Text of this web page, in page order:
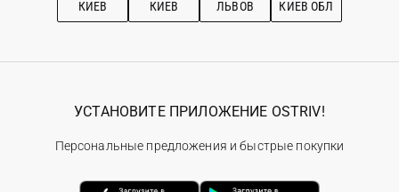
КИЕВ КИЕВ ЛЬВОВ КИЕВ ОБЛ
УСТАНОВИТЕ ПРИЛОЖЕНИЕ OSTRIV!
Персональные предложения и быстрые покупки